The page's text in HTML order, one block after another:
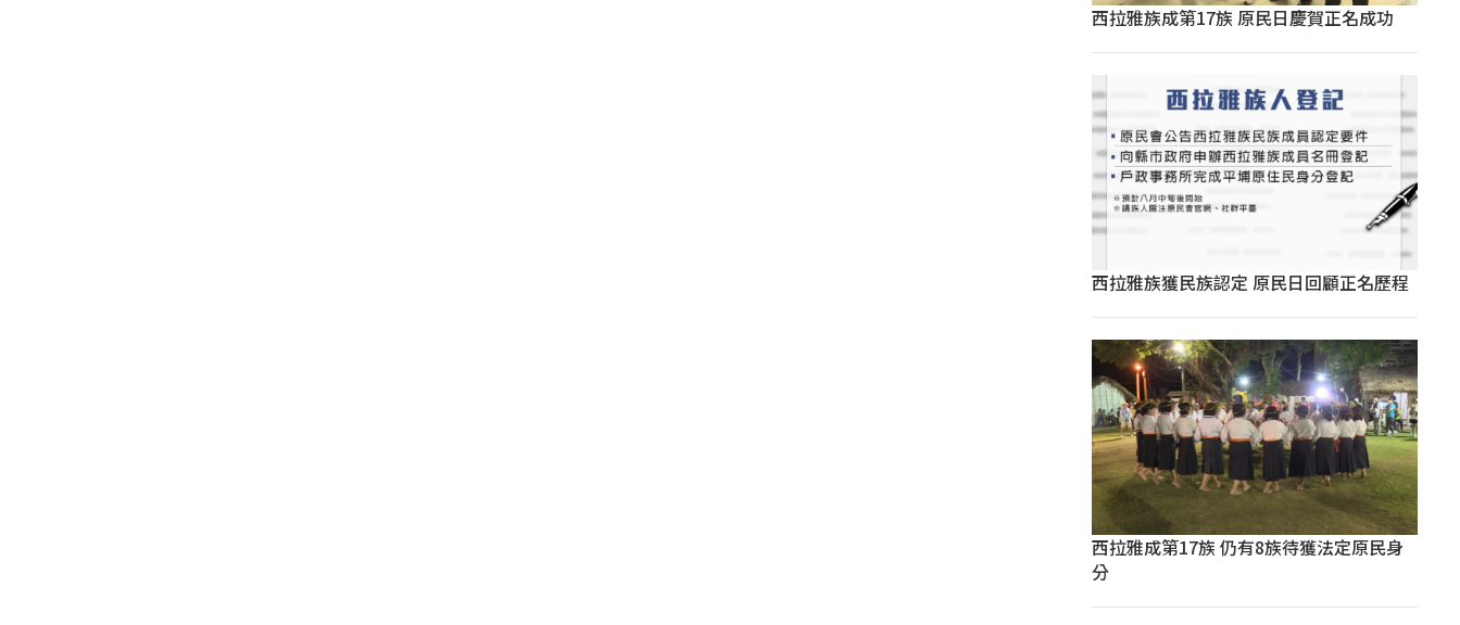
西拉雅族成第17族 原民日慶賀正名成功
西拉雅族獲民族認定 原民日回顧正名歷程
西拉雅成第17族 仍有8族待獲法定原民身
分